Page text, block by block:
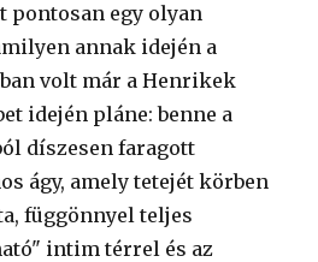
pontosan egy olyan
annak idején a
volt már a Henrikek
idején pláne: benne a
díszesen faragott
ágy, amely tetejét körben
függönnyel teljes
intim térrel és az